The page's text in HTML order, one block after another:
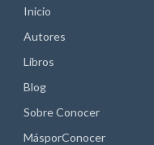
Inicio
Autores
Libros
Blog
Sobre Conocer
MásporConocer